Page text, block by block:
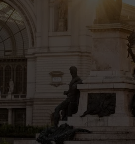
Az ördög még mindig Pradát
Móricz Zsigmond:
Mindenki a világot akarja uralni –
lapostetők: a bevált technológia